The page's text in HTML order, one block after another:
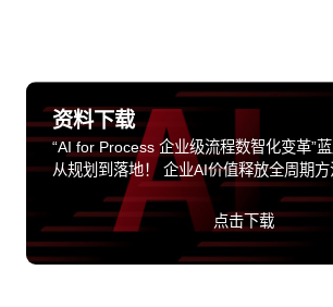
资料下载
“AI for Process 企业级流程数智化变革”
从规划到落地！ 企业AI价值释放全周期方
点击下载